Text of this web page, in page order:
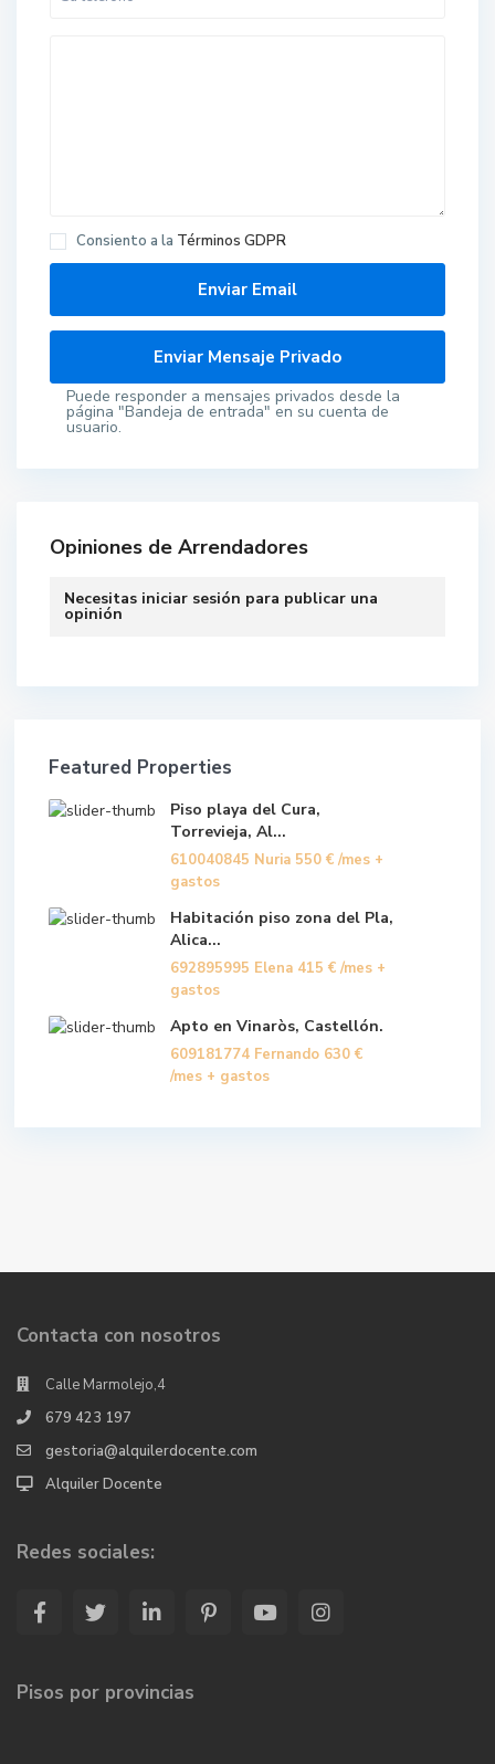
Consiento a la Términos GDPR
Puede responder a mensajes privados desde la
página "Bandeja de entrada" en su cuenta de
usuario.
Opiniones de Arrendadores
Necesitas iniciar sesión para publicar una
opinión
Featured Properties
Piso playa del Cura,
Torrevieja, Al...
610040845 Nuria 550 € /mes +
gastos
Habitación piso zona del Pla,
Alica...
692895995 Elena 415 € /mes +
gastos
Apto en Vinaròs, Castellón.
609181774 Fernando 630 €
/mes + gastos
Contacta con nosotros
Calle Marmolejo,4
679 423 197
gestoria@alquilerdocente.com
Alquiler Docente
Redes sociales:
Pisos por provincias